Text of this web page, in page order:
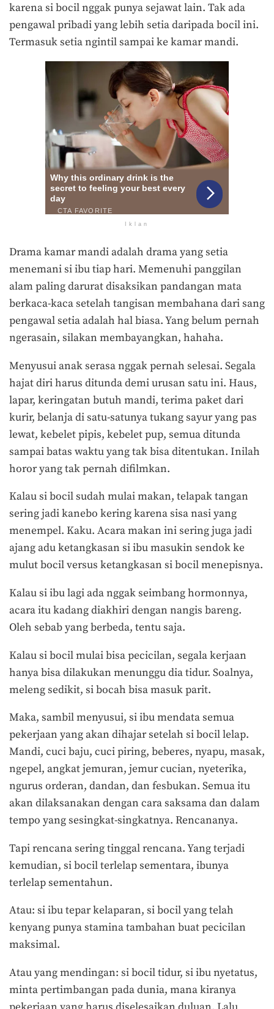
karena si bocil nggak punya sejawat lain. Tak ada
pengawal pribadi yang lebih setia daripada bocil ini.
Termasuk setia ngintil sampai ke kamar mandi.
Iklan
Drama kamar mandi adalah drama yang setia
menemani si ibu tiap hari. Memenuhi panggilan
alam paling darurat disaksikan pandangan mata
berkaca-kaca setelah tangisan membahana dari sang
pengawal setia adalah hal biasa. Yang belum pernah
ngerasain, silakan membayangkan, hahaha.
Menyusui anak serasa nggak pernah selesai. Segala
hajat diri harus ditunda demi urusan satu ini. Haus,
lapar, keringatan butuh mandi, terima paket dari
kurir, belanja di satu-satunya tukang sayur yang pas
lewat, kebelet pipis, kebelet pup, semua ditunda
sampai batas waktu yang tak bisa ditentukan. Inilah
horor yang tak pernah difilmkan.
Kalau si bocil sudah mulai makan, telapak tangan
sering jadi kanebo kering karena sisa nasi yang
menempel. Kaku. Acara makan ini sering juga jadi
ajang adu ketangkasan si ibu masukin sendok ke
mulut bocil versus ketangkasan si bocil menepisnya.
Kalau si ibu lagi ada nggak seimbang hormonnya,
acara itu kadang diakhiri dengan nangis bareng.
Oleh sebab yang berbeda, tentu saja.
Kalau si bocil mulai bisa pecicilan, segala kerjaan
hanya bisa dilakukan menunggu dia tidur. Soalnya,
meleng sedikit, si bocah bisa masuk parit.
Maka, sambil menyusui, si ibu mendata semua
pekerjaan yang akan dihajar setelah si bocil lelap.
Mandi, cuci baju, cuci piring, beberes, nyapu, masak,
ngepel, angkat jemuran, jemur cucian, nyeterika,
ngurus orderan, dandan, dan fesbukan. Semua itu
akan dilaksanakan dengan cara saksama dan dalam
tempo yang sesingkat-singkatnya. Rencananya.
Tapi rencana sering tinggal rencana. Yang terjadi
kemudian, si bocil terlelap sementara, ibunya
terlelap sementahun.
Atau: si ibu tepar kelaparan, si bocil yang telah
kenyang punya stamina tambahan buat pecicilan
maksimal.
Atau yang mendingan: si bocil tidur, si ibu nyetatus,
minta pertimbangan pada dunia, mana kiranya